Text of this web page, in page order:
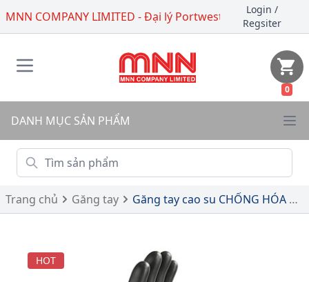
MNN COMPANY LIMITED - Đại lý Portwest Login /
Regsiter
0
DANH MỤC SẢN PHẨM
Trang chủ Găng tay Găng tay cao su CHỐNG HÓA CHẤT hạng nặng A802
HOT